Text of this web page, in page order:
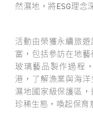
然濕地，將ESG理念
活動由榮獲永續旅
富，包括參訪在地
玻璃藝品製作過程
港，了解漁業與海
濕地國家級保護區
珍稀生態，喚起保育